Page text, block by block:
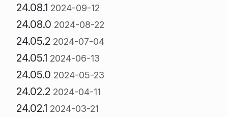
24.08.1 2024-09-12
24.08.0 2024-08-22
24.05.2 2024-07-04
24.05.1 2024-06-13
24.05.0 2024-05-23
24.02.2 2024-04-11
24.02.1 2024-03-21